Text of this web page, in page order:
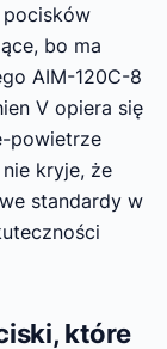
pocisków
bo ma
AIM-120C-8
V opiera się
powietrze
kryje, że
standardy w
które